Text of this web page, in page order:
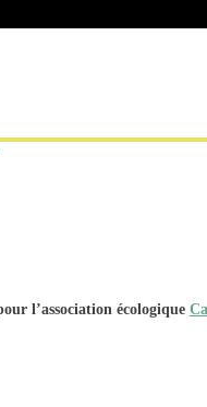
l’association écologique